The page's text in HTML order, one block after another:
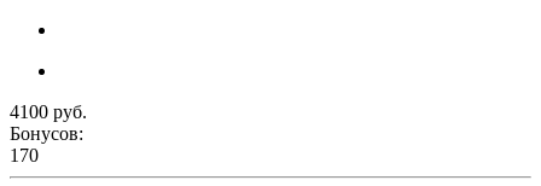
4100 руб.
Бонусов:
170